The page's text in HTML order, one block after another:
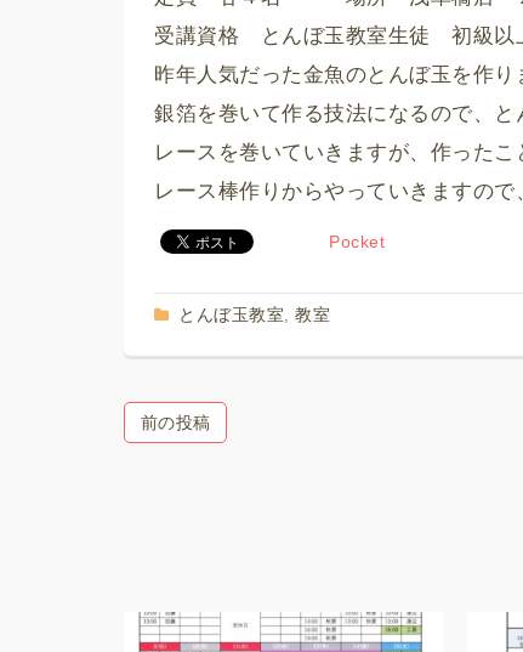
受講資格 とんぼ玉教室生徒 初級以
昨年人気だった金魚のとんぼ玉を作り
銀箔を巻いて作る技法になるので、と
レースを巻いていきますが、作ったこ
レース棒作りからやっていきますので
Pocket
とんぼ玉教室, 教室
前の投稿